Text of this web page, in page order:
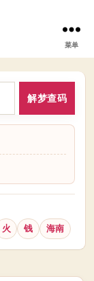
菜单
解梦查码
火 钱 海南